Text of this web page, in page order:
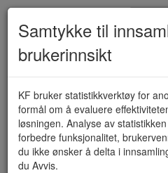
Redusert
barnehage /
630-
Samtykke til
brukerinnsikt
KF bruker statistikkverktøy for
formål om å evaluere
løsningen. Analyse av
forbedre funksjonalitet,
du ikke ønsker å delta i
du Avvis.